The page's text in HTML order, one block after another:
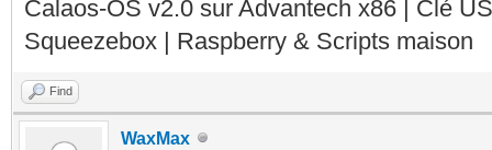
Calaos-OS v2.0 sur Advantech x86 | Clé
Squeezebox | Raspberry & Scripts maison
Find
WaxMax